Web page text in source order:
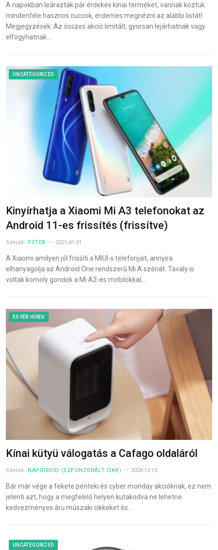
A napokban leáraztak pár érdekes kínai terméket, vannak köztük
mindenféle hasznos cuccok, érdemes megnézni az alábbi listát!
Megjegyzések: Az összes akció limitált, gyorsan lejárhatnak vagy
elfogyhatnak…
UNCATEGORIZED
Kinyírhatja a Xiaomi Mi A3 telefonokat az
Android 11-es frissítés (frissítve)
Szerző: PÉTER 2021-01-01
A Xiaomi amilyen jól frissíti a MIUI-s telefonjait, annyira
elhanyagolja az Android One rendszerű Mi A szériát. Tavaly is
voltak komoly gondok a Mi A2-es mobilokkal,…
EGYÉB HÍREK
Kínai kütyü válogatás a Cafago oldaláról
Szerző: NAPIDROID (SZPONZORÁLT CIKK) 2020-12-13
Bár már vége a fekete pénteki és cyber monday akcióknak, ez nem
jelenti azt, hogy a megfelelő helyen kutakodva ne lehetne
kedvezményes áru műszaki cikkeket és…
UNCATEGORIZED